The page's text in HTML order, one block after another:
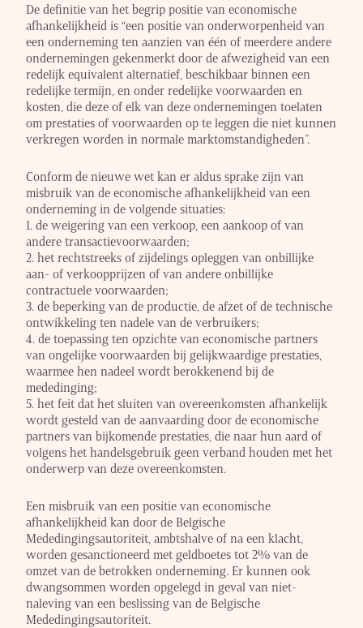
De definitie van het begrip positie van economische
afhankelijkheid is “een positie van onderworpenheid van
een onderneming ten aanzien van één of meerdere andere
ondernemingen gekenmerkt door de afwezigheid van een
redelijk equivalent alternatief, beschikbaar binnen een
redelijke termijn, en onder redelijke voorwaarden en
kosten, die deze of elk van deze ondernemingen toelaten
om prestaties of voorwaarden op te leggen die niet kunnen
verkregen worden in normale marktomstandigheden”.
Conform de nieuwe wet kan er aldus sprake zijn van
misbruik van de economische afhankelijkheid van een
onderneming in de volgende situaties:
1. de weigering van een verkoop, een aankoop of van
andere transactievoorwaarden;
2. het rechtstreeks of zijdelings opleggen van onbillijke
aan- of verkoopprijzen of van andere onbillijke
contractuele voorwaarden;
3. de beperking van de productie, de afzet of de technische
ontwikkeling ten nadele van de verbruikers;
4. de toepassing ten opzichte van economische partners
van ongelijke voorwaarden bij gelijkwaardige prestaties,
waarmee hen nadeel wordt berokkenend bij de
mededinging;
5. het feit dat het sluiten van overeenkomsten afhankelijk
wordt gesteld van de aanvaarding door de economische
partners van bijkomende prestaties, die naar hun aard of
volgens het handelsgebruik geen verband houden met het
onderwerp van deze overeenkomsten.
Een misbruik van een positie van economische
afhankelijkheid kan door de Belgische
Mededingingsautoriteit, ambtshalve of na een klacht,
worden gesanctioneerd met geldboetes tot 2% van de
omzet van de betrokken onderneming. Er kunnen ook
dwangsommen worden opgelegd in geval van niet-
naleving van een beslissing van de Belgische
Mededingingsautoriteit.